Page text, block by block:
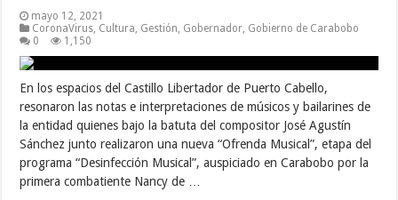
mayo 12, 2021
CoronaVirus Cultura Gestión Gobernador Gobierno de Carabobo
0
1,150
En los espacios del Castillo Libertador de Puerto Cabello,
resonaron las notas e interpretaciones de músicos y bailarines de
la entidad quienes bajo la batuta del compositor José Agustín
Sánchez junto realizaron una nueva “Ofrenda Musical”, etapa del
programa “Desinfección Musical”, auspiciado en Carabobo por la
primera combatiente Nancy de …